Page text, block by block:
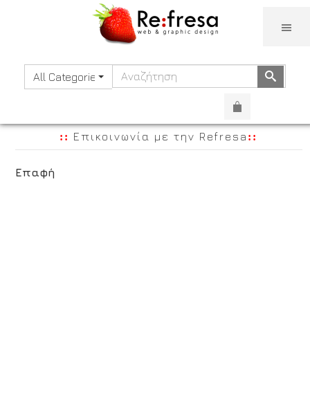
All Categories Αναζήτηση
Επικοινωνία με την Refresa
Επαφή